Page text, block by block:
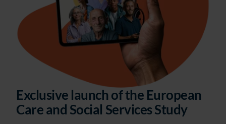
Exclusive launch of the European
Care and Social Services Study